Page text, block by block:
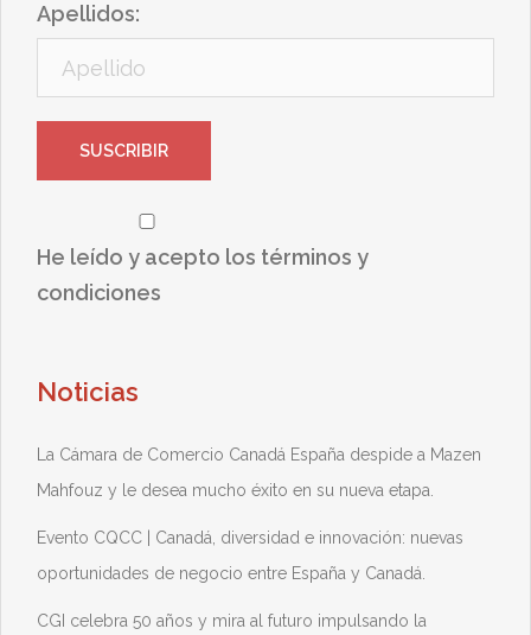
Apellidos:
He leído y acepto los términos y
condiciones
Noticias
La Cámara de Comercio Canadá España despide a Mazen
Mahfouz y le desea mucho éxito en su nueva etapa.
Evento CQCC | Canadá, diversidad e innovación: nuevas
oportunidades de negocio entre España y Canadá.
CGI celebra 50 años y mira al futuro impulsando la